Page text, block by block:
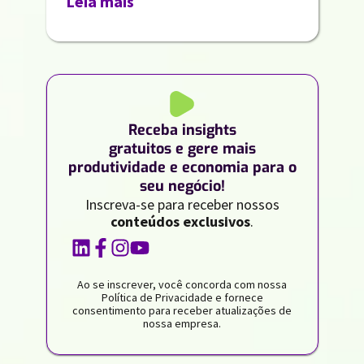
Receba insights
gratuitos e gere mais
produtividade e economia para o
seu negócio!
Inscreva-se para receber nossos
conteúdos exclusivos.
Ao se inscrever, você concorda com nossa
Política de Privacidade e fornece
consentimento para receber atualizações de
nossa empresa.